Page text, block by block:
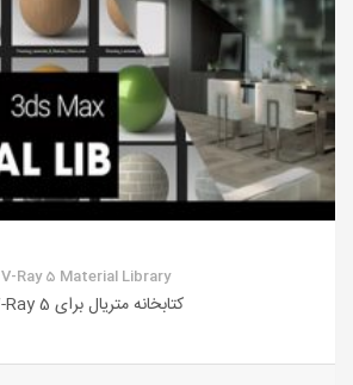
V-Ray 5 Material Library
کتابخانه متریال برای V-Ray 5